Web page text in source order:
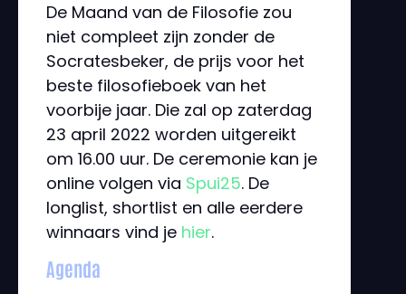
De Maand van de Filosofie zou
niet compleet zijn zonder de
Socratesbeker, de prijs voor het
beste filosofieboek van het
voorbije jaar. Die zal op zaterdag
23 april 2022 worden uitgereikt
om 16.00 uur. De ceremonie kan je
online volgen via Spui25. De
longlist, shortlist en alle eerdere
winnaars vind je hier.
Agenda